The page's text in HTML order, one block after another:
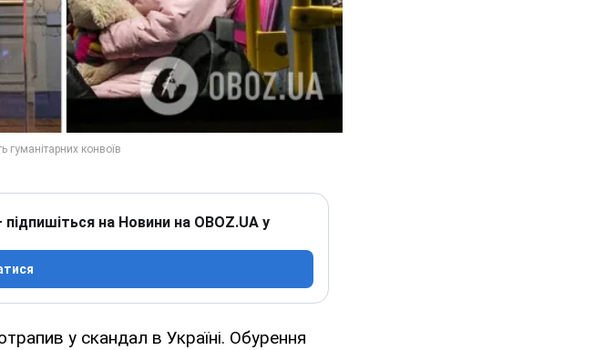
на Новини на OBOZ.UA у
у скандал в Україні. Обурення